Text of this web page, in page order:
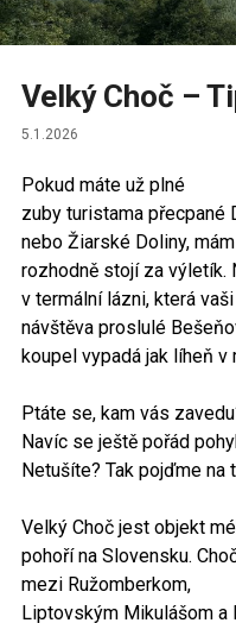
Velký Choč –
5.1.2026
Pokud máte už plné
zuby turistama přecpané
nebo Žiarské Doliny,
rozhodně stojí za výletík.
v termální lázni, která
návštěva proslulé
koupel vypadá jak líheň v
Ptáte se, kam vás
Navíc se ještě pořád
Netušíte? Tak pojďme na
Velký Choč jest objekt
pohoří na Slovensku.
mezi Ružomberkom,
Liptovským Mikulášom a